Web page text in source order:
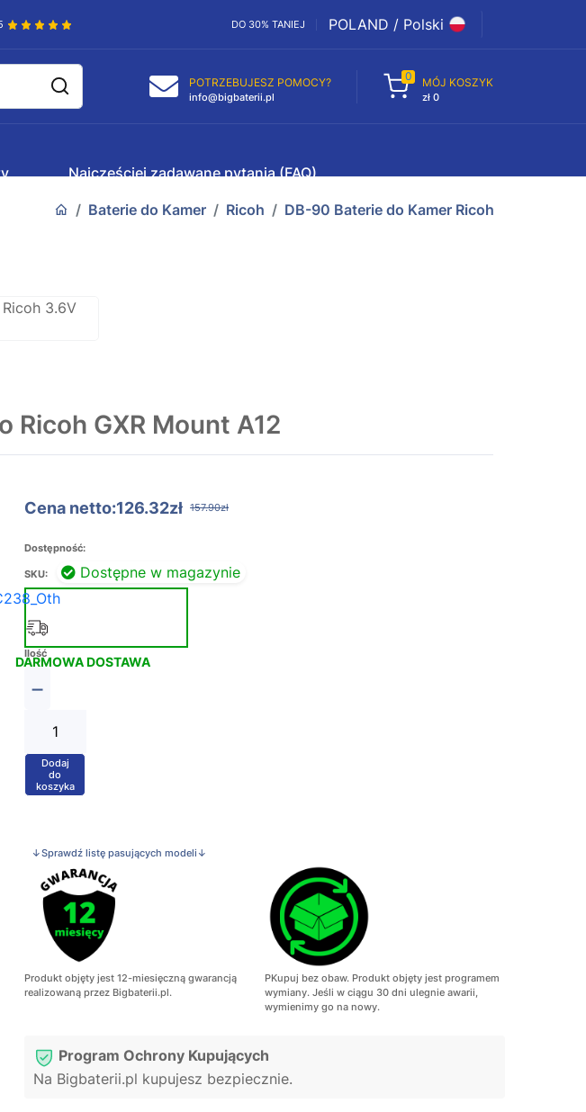
DO 30% TANIEJ POLAND / Polski
POTRZEBUJESZ POMOCY?
info@bigbaterii.pl
0 MÓJ KOSZYK
zł 0
Najczęściej zadawane pytania (FAQ)
Baterie do Kamer Ricoh DB-90 Baterie do Kamer Ricoh
Ricoh GXR Mount A12
Cena netto:126.32zł 157.90zł
Dostępność:
Dostępne w magazynie
SKU:
DARMOWA DOSTAWA
Ilość
−
+
Dodaj
do
koszyka
↓Sprawdź listę pasujących modeli↓
Produkt objęty jest 12-miesięczną gwarancją
realizowaną przez Bigbaterii.pl.
PKupuj bez obaw. Produkt objęty jest programem
wymiany. Jeśli w ciągu 30 dni ulegnie awarii,
wymienimy go na nowy.
Program Ochrony Kupujących
Na Bigbaterii.pl kupujesz bezpiecznie.